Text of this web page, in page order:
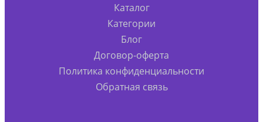
Каталог
Категории
Блог
Договор-оферта
Политика конфиденциальности
Обратная связь